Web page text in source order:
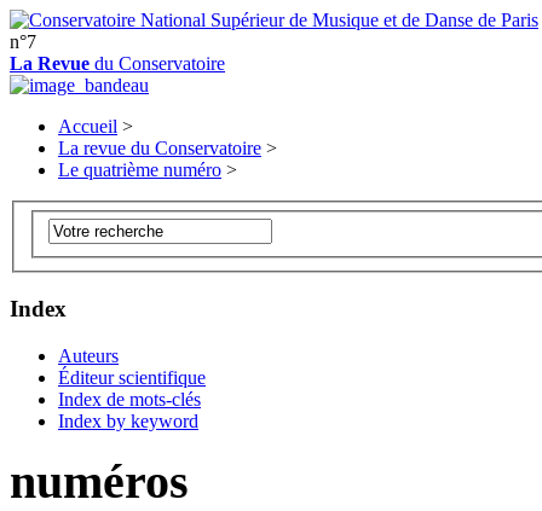
n°7
La Revue du Conservatoire
Accueil >
La revue du Conservatoire >
Le quatrième numéro >
Index
Auteurs
Éditeur scientifique
Index de mots-clés
Index by keyword
numéros